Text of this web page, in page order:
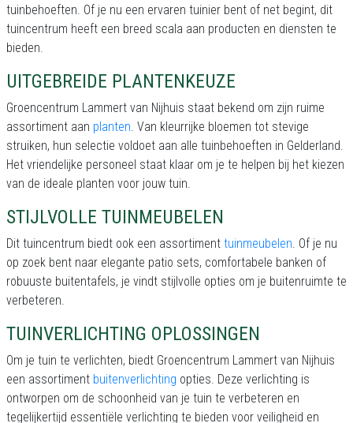
tuinbehoeften. Of je nu een ervaren tuinier bent of net begint, dit
tuincentrum heeft een breed scala aan producten en diensten te
bieden.
UITGEBREIDE PLANTENKEUZE
Groencentrum Lammert van Nijhuis staat bekend om zijn ruime
assortiment aan planten. Van kleurrijke bloemen tot stevige
struiken, hun selectie voldoet aan alle tuinbehoeften in Gelderland.
Het vriendelijke personeel staat klaar om je te helpen bij het kiezen
van de ideale planten voor jouw tuin.
STIJLVOLLE TUINMEUBELEN
Dit tuincentrum biedt ook een assortiment tuinmeubelen. Of je nu
op zoek bent naar elegante patio sets, comfortabele banken of
robuuste buitentafels, je vindt stijlvolle opties om je buitenruimte te
verbeteren.
TUINVERLICHTING OPLOSSINGEN
Om je tuin te verlichten, biedt Groencentrum Lammert van Nijhuis
een assortiment buitenverlichting opties. Deze verlichting is
ontworpen om de schoonheid van je tuin te verbeteren en
tegelijkertijd essentiële verlichting te bieden voor veiligheid en